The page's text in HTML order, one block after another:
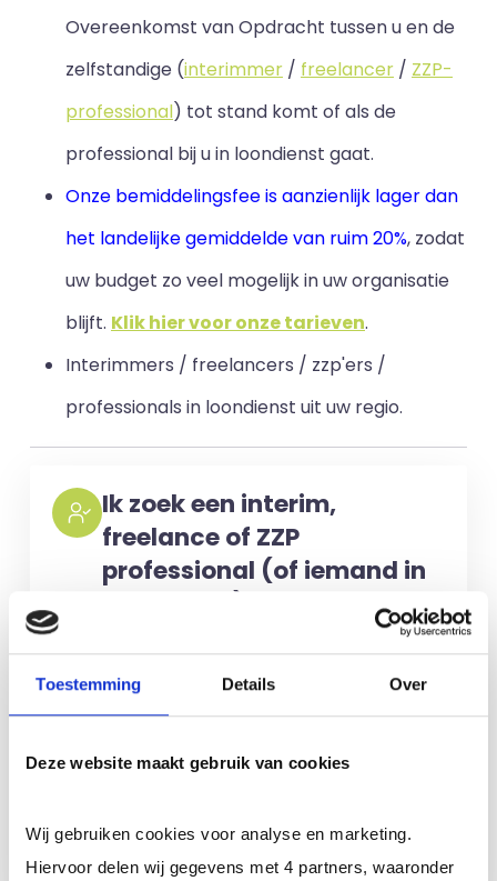
Toestemming Details Over
Deze website maakt gebruik van cookies
Wij gebruiken cookies voor analyse en marketing.
Hiervoor delen wij gegevens met 4 partners, waaronder
Overeenkomst van Opdracht tussen u en de
zelfstandige (interimmer / freelancer / ZZP-
professional) tot stand komt of als de
professional bij u in loondienst gaat.
Onze bemiddelingsfee is aanzienlijk lager dan
het landelijke gemiddelde van ruim 20%, zodat
uw budget zo veel mogelijk in uw organisatie
blijft. Klik hier voor onze tarieven.
Interimmers / freelancers / zzp'ers /
professionals in loondienst uit uw regio.
Ik zoek een interim,
freelance of ZZP
professional (of iemand in
loondienst)
kandidaten berekenen wij geen kosten.
No match? No pay!Kosten worden
alleen gemaakt als een professional
Meer informatie